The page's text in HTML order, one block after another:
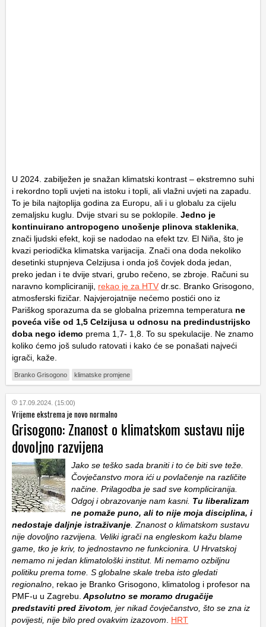
U 2024. zabilježen je snažan klimatski kontrast – ekstremno suhi
i rekordno topli uvjeti na istoku i topli, ali vlažni uvjeti na zapadu.
To je bila najtoplija godina za Europu, ali i u globalu za cijelu
zemaljsku kuglu. Dvije stvari su se poklopile. Jedno je
kontinuirano antropogeno unošenje plinova staklenika
znači ljudski efekt, koji se nadodao na efekt tzv. El Niña, što je
kvazi periodička klimatska varijacija. Znači ona doda nekoliko
desetinki stupnjeva Celzijusa i onda još čovjek doda jedan,
preko jedan i te dvije stvari, grubo rečeno, se zbroje. Računi su
naravno kompliciraniji, rekao je za HTV dr.sc. Branko Grisogono,
atmosferski fizičar. Najvjerojatnije nećemo postići ono iz
Pariškog sporazuma da se globalna prizemna temperatura ne
poveća više od 1,5 Celzijusa u odnosu na predindustrijsko
doba nego idemo prema 1,7- 1,8. To su spekulacije. Ne znamo
koliko ćemo još suludo ratovati i kako će se ponašati najveći
igrači, kaže.
Branko Grisogono klimatske promjene
17.09.2024. (15:00)
Vrijeme ekstrema je novo normalno
Grisogono: Znanost o klimatskom sustavu nije
dovoljno razvijena
Jako se teško sada braniti i to će biti sve teže.
Čovječanstvo mora ići u povlačenje na različite
načine. Prilagodba je sad sve kompliciranija.
Odgoj i obrazovanje nam kasni. Tu liberalizam
ne pomaže puno, ali to nije moja disciplina, i
nedostaje daljnje istraživanje . Znanost o klimatskom sustavu
nije dovoljno razvijena. Veliki igrači na engleskom kažu blame
game, tko je kriv, to jednostavno ne funkcionira. U Hrvatskoj
nemamo ni jedan klimatološki institut. Mi nemamo ozbiljnu
politiku prema tome. S globalne skale treba isto gledati
regionalno , rekao je Branko Grisogono, klimatolog i profesor na
PMF-u u Zagrebu. Apsolutno se moramo drugačije
predstaviti pred životom , jer nikad čovječanstvo, što se zna iz
povijesti, nije bilo pred ovakvim izazovom
HRT